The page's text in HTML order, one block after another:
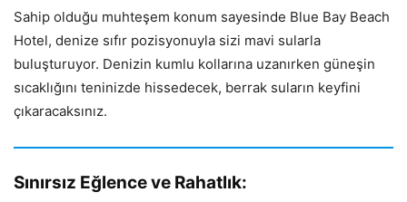
Sahip olduğu muhteşem konum sayesinde Blue Bay Beach
Hotel, denize sıfır pozisyonuyla sizi mavi sularla
buluşturuyor. Denizin kumlu kollarına uzanırken güneşin
sıcaklığını teninizde hissedecek, berrak suların keyfini
çıkaracaksınız.
Sınırsız Eğlence ve Rahatlık: